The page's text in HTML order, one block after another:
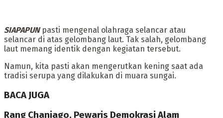
SIAPAPUN pasti mengenal olahraga selancar atau
selancar di atas gelombang laut. Tak salah, gelombang
laut memang identik dengan kegiatan tersebut.
‎Namun, kita pasti akan mengerutkan kening saat ada
tradisi serupa yang dilakukan di muara sungai.
BACA JUGA
Rang Chaniago, Pewaris Demokrasi Alam